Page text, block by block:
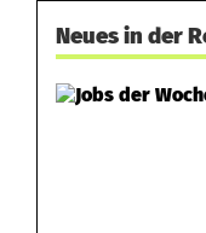
Neues in der